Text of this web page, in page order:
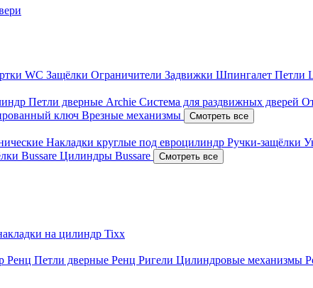
WC Защёлки Ограничители Задвижки Шпингалет Петли
Петли дверные Archie Система для раздвижных дверей
ключ Врезные механизмы Смотреть все
Накладки круглые под евроцилиндр Ручки-защёлки
Bussare Цилиндры Bussare Смотреть все
на цилиндр Tixx
Ренц Петли дверные Ренц Ригели Цилиндровые механизмы